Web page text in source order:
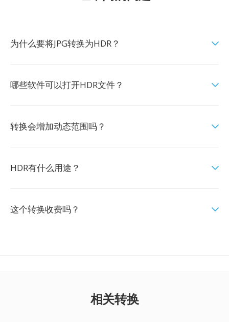
为什么要将JPG转换为HDR？
哪些软件可以打开HDR文件？
转换会增加动态范围吗？
HDR有什么用途？
这个转换收费吗？
相关转换